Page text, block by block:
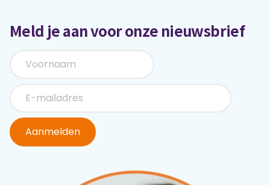
Meld je aan voor onze nieuwsbrief
Aanmelden